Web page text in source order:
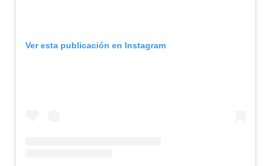
Ver esta publicación en Instagram